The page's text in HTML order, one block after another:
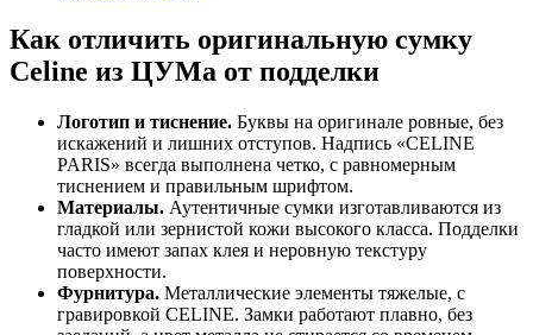
Как отличить оригинальную сумку
Celine из ЦУМа от подделки
Логотип и тиснение. Буквы на оригинале ровные, без
искажений и лишних отступов. Надпись «CELINE
PARIS» всегда выполнена четко, с равномерным
тиснением и правильным шрифтом.
Материалы. Аутентичные сумки изготавливаются из
гладкой или зернистой кожи высокого класса. Подделки
часто имеют запах клея и неровную текстуру
поверхности.
Фурнитура. Металлические элементы тяжелые, с
гравировкой CELINE. Замки работают плавно, без